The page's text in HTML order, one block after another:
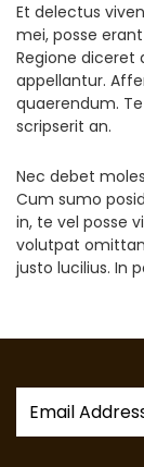
Et delectus
mei, posse
Regione diceret
appellantur.
quaerendum.
scripserit an.
Nec debet
Cum sumo
in, te vel posse
volutpat
justo lucilius. In